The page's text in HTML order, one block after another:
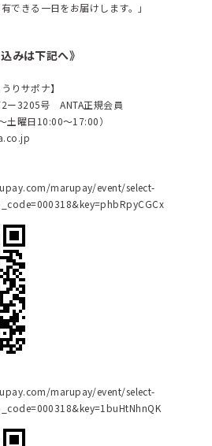
できる一日をお届けします。」
みは下記へ》
りサポナ】
ー3205号 ANTA正規会員
曜日10:00～17:00）
marupay/event/select-
marupay/event/select-